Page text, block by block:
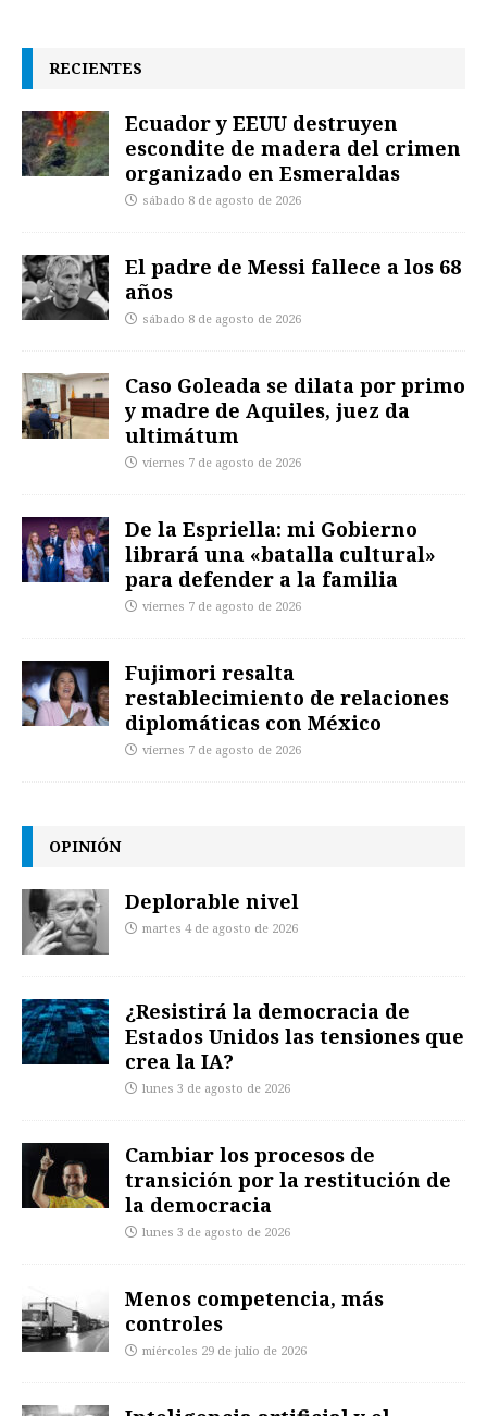
RECIENTES
Ecuador y EEUU destruyen
escondite de madera del crimen
organizado en Esmeraldas
sábado 8 de agosto de 2026
El padre de Messi fallece a los 68
años
sábado 8 de agosto de 2026
Caso Goleada se dilata por primo
y madre de Aquiles, juez da
ultimátum
viernes 7 de agosto de 2026
De la Espriella: mi Gobierno
librará una «batalla cultural»
para defender a la familia
viernes 7 de agosto de 2026
Fujimori resalta
restablecimiento de relaciones
diplomáticas con México
viernes 7 de agosto de 2026
OPINIÓN
Deplorable nivel
martes 4 de agosto de 2026
¿Resistirá la democracia de
Estados Unidos las tensiones que
crea la IA?
lunes 3 de agosto de 2026
Cambiar los procesos de
transición por la restitución de
la democracia
lunes 3 de agosto de 2026
Menos competencia, más
controles
miércoles 29 de julio de 2026